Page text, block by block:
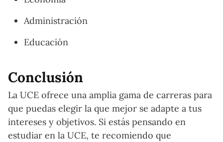
Administración
Educación
Conclusión
La UCE ofrece una amplia gama de carreras para
que puedas elegir la que mejor se adapte a tus
intereses y objetivos. Si estás pensando en
estudiar en la UCE, te recomiendo que